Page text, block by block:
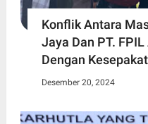
Konflik Antara
Jaya Dan PT.
Dengan
Desember 20, 2024